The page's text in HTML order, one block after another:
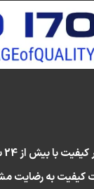
به رضایت